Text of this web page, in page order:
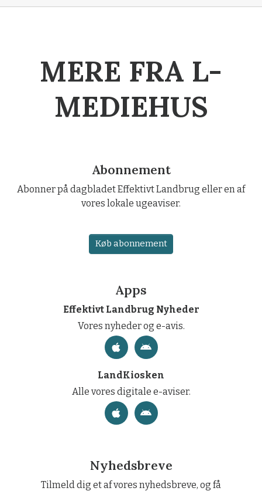
MERE FRA L-
MEDIEHUS
Abonnement
Abonner på dagbladet Effektivt Landbrug eller en af
vores lokale ugeaviser.
Køb abonnement
Apps
Effektivt Landbrug Nyheder
Vores nyheder og e-avis.
LandKiosken
Alle vores digitale e-aviser.
Nyhedsbreve
Tilmeld dig et af vores nyhedsbreve, og få